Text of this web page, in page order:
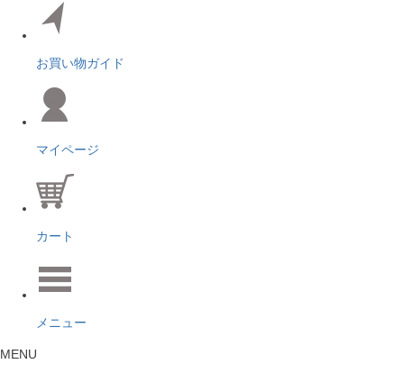
お買い物ガイド
マイページ
カート
メニュー
MENU